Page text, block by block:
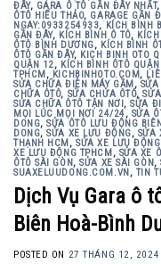
ĐÂY, GARA Ô TÔ GẦN ĐÂY NHẤT,
ÔTÔ HIẾU THẢO, GARAGE GẦN
NGAY:0933254933, KÍCH BÌNH
GẦN ĐÂY, KÍCH BÌNH Ô TÔ,
ÔTÔ BÌNH DƯƠNG, KÍCH BÌNH
ÔTÔ GẦN ĐÂY, KICH BINH OTO
QUẬN 12, KÍCH BÌNH ÔTÔ
TPHCM, KICHBINHOTO.COM,
SỬA CHỮA ĐIỆN MÁY GẦM,
CHỮA ÔTÔ, SỬA CHỬA ÔTÔ,
SỬA CHỮA ÔTÔ TẬN NƠI,SỬA
MỌI LÚC MỌI NƠI 24/24, SỬA
DONG,SỬA ÔTÔ LƯU ĐỘNG
DONG,SỬA XE LƯU ĐỘNG, SỬA
THẠNH HCM,SỬA XE LƯU
XE LƯU ĐỘNG TPHCM, SỬA XE
ÔTÔ SÀI GÒN,SỬA XE SÀI GÒN,
SUAXELUUDONG.COM.VN, TIN
Dịch Vụ Gara ô
Biên Hoà-Bình
POSTED ON 27 THÁNG 12, 2024